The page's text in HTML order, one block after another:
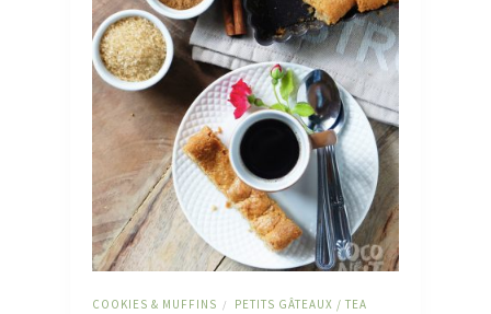
COOKIES & MUFFINS /
PETITS GÂTEAUX / TEA